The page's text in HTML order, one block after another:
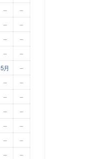
–
–
– –
–
–
– –
5月
–
– –
–
–
– –
–
–
– –
–
–